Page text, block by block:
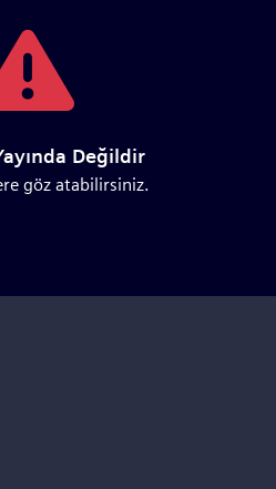
Değildir
göz atabilirsiniz.